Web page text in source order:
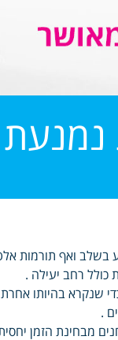
נמנעת
בשלב ואף תורמות
כולל רחב יעילה .
שנקרא בהיותו
.
מבחינת הזמן